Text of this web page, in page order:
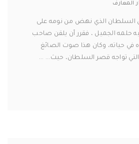
المعارف
السلطان الذي نهض من نومه على
حلمه الجميل ، فقرر أن يلقن صاحب
في حياته، وكان هذا صوت الصائغ
تواجه قصر السلطان، حيث... ...